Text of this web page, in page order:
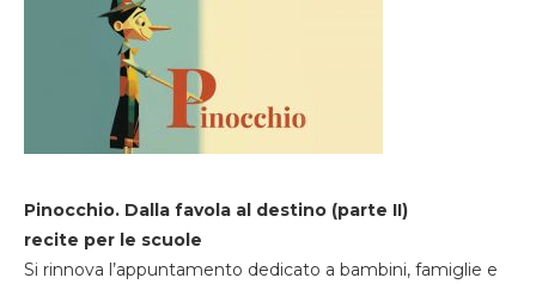
Pinocchio. Dalla favola al destino (parte II)
recite per le scuole
Si rinnova l’appuntamento dedicato a bambini, famiglie e